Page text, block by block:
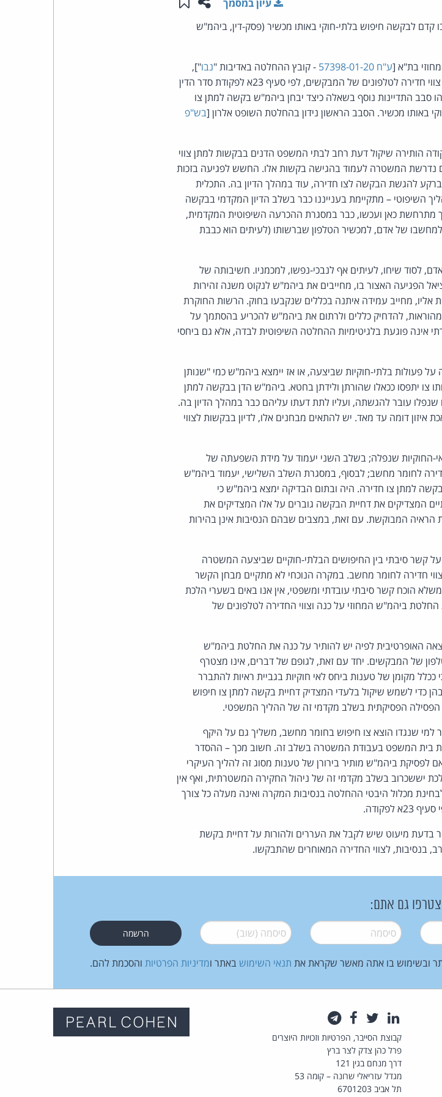
עיון במסמך
קדם לבקשה חיפוש בלתי-חוקי באותו מכשיר (פסק-דין, ביהמ"ש
בת"א [ע"ח 57398-01-20 - קובץ ההחלטה באדיבות "נבו"],
בגדרה נעתר ביהמ"ש לבקשת המדינה והורה על מתן צווי חדירה לטלפונים של המבקשים, לפי סעיף 23א לפקודת סדר הדין
(מעצר וחיפוש)[נוסח חדש], התשכ"ט-1968. זהו סבב התדיינות נוסף בשאלה כיצד יבחן ביהמ"ש בקשה למתן צו
באותו מכשיר. הסבב הראשון נידון בהחלטת השופט אלרון [בש"פ
הותירה שיקול דעת רחב לבתי המשפט הדנים בבקשות למתן צווי
נדרשת המשטרה לעמוד בהגישה בקשות אלו. החשש לפגיעה בזכות
ברקע להגשת הבקשה לצו חדירה, עוד במהלך הדיון בה. התכלית
השיפוטי – מתקיימת בענייננו כבר בשלב הדיון המקדמי בבקשה
מתרחשת כאן ועכשו, כבר במסגרת ההכרעה השיפוטית המקדמית,
של אדם, למכשיר הטלפון שברשותו (לעיתים הוא כבבת
לסוד שיחו, לעיתים אף לנבכי-נפשו, למכמניו. חשיבותה של
הפגיעה האצור בו, מחייבים את ביהמ"ש לנקוט משנה זהירות
אליו, מחייב עמידה איתנה בכללים שנקבעו בחוק. הרשות החוקרת
להדחיק כללים ולרתום את ביהמ"ש להכריע בהסתמך על
אינה פוגעת בלגיטימיות ההחלטה השיפוטית לבדה, אלא גם ביחסי
פעולות בלתי-חוקיות שביצעה, או אז יימצא ביהמ"ש כמי "שנותן
צו יתפסו ככאלו שהורתן ולידתן בחטא. ביהמ"ש הדן בבקשה למתן
עובר להגשתה, ועליו לתת דעתו עליהם כבר במהלך הדיון בה.
איזון דומה עד מאד. יש להתאים מבחנים אלו, לדיון בבקשות לצווי
החוקיות שנפלה; בשלב השני יעמוד על מידת השפעתה של
לחומר מחשב; לבסוף, במסגרת השלב השלישי, יעמוד ביהמ"ש
למתן צו חדירה. היה ובתום הבדיקה ימצא ביהמ"ש כי
המצדיקים את דחיית הבקשה גוברים על אלו המצדיקים את
המבוקשת. עם זאת, במצבים שבהם הנסיבות אינן בהירות
קשר סיבתי בין החיפושים הבלתי-חוקיים שביצעה המשטרה
חדירה לחומר מחשב. במקרה הנוכחי לא מתקיים מבחן הקשר
הוכח קשר סיבתי עובדתי ומשפטי, אין אנו באים בשערי הלכת
ביהמ"ש המחוזי על כנה וצווי החדירה לטלפונים של
האופרטיבית לפיה יש להותיר על כנה את החלטת ביהמ"ש
של המבקשים. יחד עם זאת, לגופם של דברים, אינו מצטרף
מקומן של טענות ביחס לאי חוקיות בגביית ראיות להתברר
בהן כדי לשמש שיקול בלעדי המצדיק דחיית בקשה למתן צו חיפוש
הפסיקתית בשלב מקדמי זה של ההליך המשפטי.
שנגדו הוצא צו חיפוש בחומר מחשב, משליך גם על היקף
בית המשפט בעבודת המשטרה בשלב זה. חשוב מכך – ההסדר
לפסיקת ביהמ"ש מותיר בירורן של טענות מסוג זה להליך העיקרי
יששכרוב בשלב מקדמי זה של ניהול החקירה המשטרתית, ואף אין
מכלול היבטי ההחלטה בנסיבות המקרה ואינה מעלה כל צורך
בדעת מיעוט שיש לקבל את העררים ולהורות על דחיית בקשת
בנסיבות, לצווי החדירה המאוחרים שהתבקשו.
גם אתם:
סיסמה* סיסמה (שוב)*
ובשימוש בו אתה מאשר שקראת את תנאי השימוש באתר ומדיניות הפרטיות והסכמת להם.
לינקדאין
טוויטרפייסבוק
קבוצת הסייבר, הפרטיות וזכויות היוצרים
פרל כהן צדק לצר ברץ
דרך מנחם בגין 121
מגדל עזריאלי שרונה – קומה 53
תל אביב 6701203